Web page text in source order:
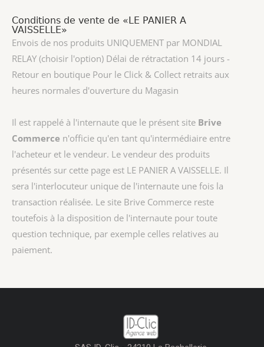
Conditions de vente de «LE PANIER A
VAISSELLE»
Envois de nos produits UNIQUEMENT par MONDIAL
RELAY (choisir l'option) Délai de rétractation 14 jours -
Retour en boutique Pour le Click & Collect retraits aux
heures normales d'ouverture du Magasin
Il est rappelé à l'internaute que le présent site Brive
Commerce n'officie qu'en tant qu'intermédiaire entre
l'acheteur et le vendeur. Le vendeur des produits
présentés sur cette page est LE PANIER A VAISSELLE. Il
sera l'interlocuteur unique de l'internaute une fois la
transaction réalisée. Le site Brive Commerce reste
toutefois à la disposition de l'internaute pour toute
question technique, par exemple celles relatives au
paiement.